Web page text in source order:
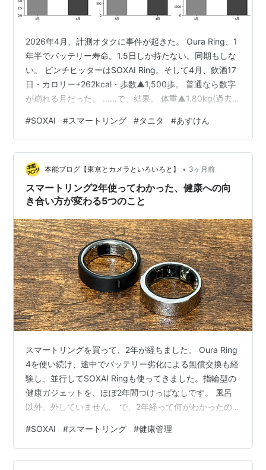
2026年4月、計測オタクに事件が起きた。 Oura Ring、1
年半でバッテリー寿命。1.5日しか持たない。同期もしな
い。 ピンチヒッターはSOXAI Ring。そして4月、飲酒17
日・カロリー+262kcal・歩数▲1,500歩。 普通なら数字
が崩れる月だった。 ……で、結果。 体重▲1.80kg(過去
交代した瞬間に、なぜか過去最高を更新していた。 Oura
Ringが寿命を迎えた 1年半使ったOura Ring Gen4。ある
日突然、バッテリー持ちが1.5日になった。 計測オタクと
して、これは事件である。寝る前に充電し…
#SOXAI #スマートリング #タニタ #あすけん
本能ブログ【東京とカメラといろいろと】 • 3ヶ月前
スマートリング2年使ってわかった、健康への向
き合い方が変わる5つのこと
スマートリングを買って、2年が経ちました。 Oura Ring
4を使い続け、途中でバッテリー劣化による無償交換も経
験し、並行してSOXAI Ringも使ってきました。指輪型の
健康ガジェットを、ほぼ2年間つけっぱなしです。 風呂
以外、外していません。 で、2年経って何がわかったの
くれる装置」ではなく、「健康への向き合い方を変えて
くれる装置」でした。 買えば健康になる、というほど単
純ではありません。でも、買う前の私と今の私を比べる
#SOXAI #スマートリング #健康管理